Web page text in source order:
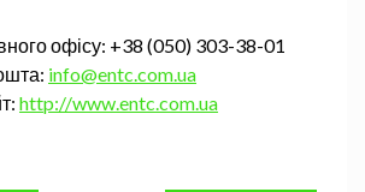
офісу: +38 (050) 303-38-01
info@entc.com.ua
http://www.entc.com.ua